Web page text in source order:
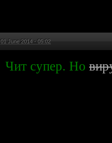
01 June 2014 - 05:02
Чит супер. Но